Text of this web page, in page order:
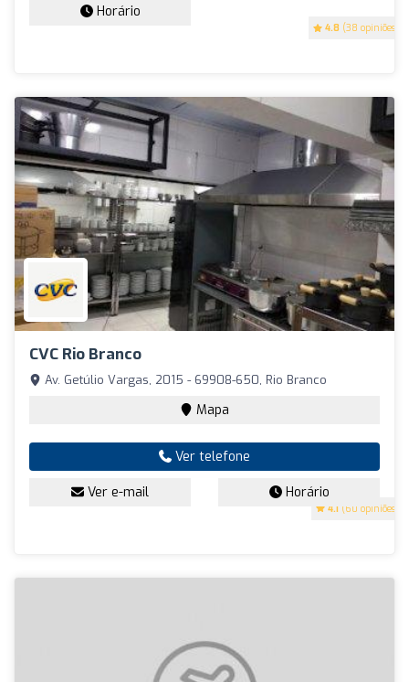
4.8 (38 opiniões)
Horário
CVC Rio Branco
4.1 (60 opiniões)
Av. Getúlio Vargas, 2015 - 69908-650, Rio Branco
Mapa
Ver telefone
Ver e-mail Horário